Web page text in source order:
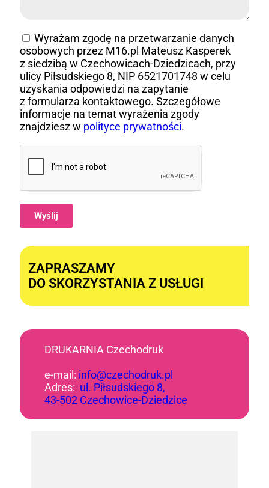
Wyrażam zgodę na przetwarzanie danych
osobowych przez M16.pl Mateusz Kasperek
z siedzibą w Czechowicach-Dziedzicach, przy
ulicy Piłsudskiego 8, NIP 6521701748 w celu
uzyskania odpowiedzi na zapytanie
z formularza kontaktowego. Szczegółowe
informacje na temat wyrażenia zgody
znajdziesz w polityce prywatności.
Wyślij
ZAPRASZAMY
DO SKORZYSTANIA Z USŁUGI
DRUKARNIA Czechodruk
e-mail: info@czechodruk.pl
Adres: ul. Piłsudskiego 8,
43-502 Czechowice-Dziedzice